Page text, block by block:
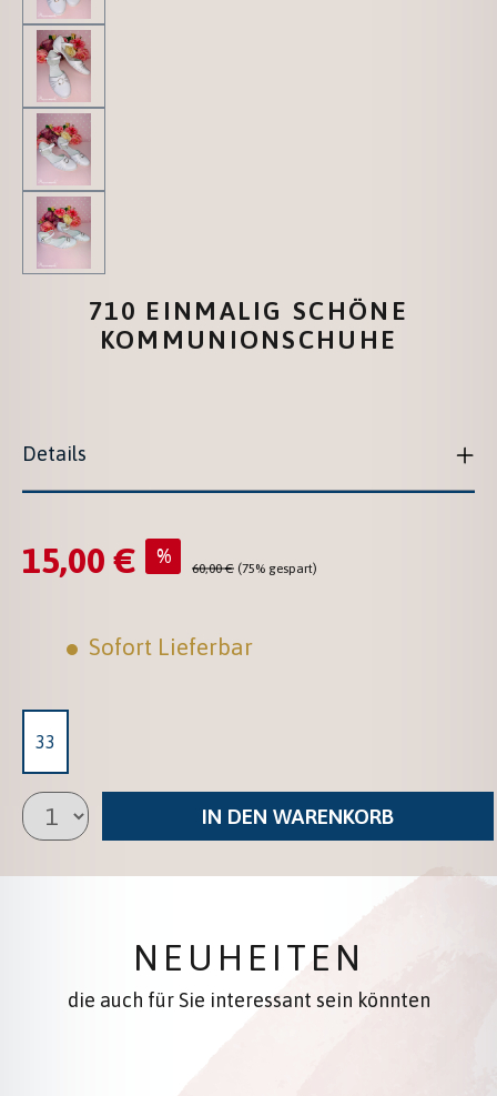
710 EINMALIG SCHÖNE
KOMMUNIONSCHUHE
Details
Verkaufspreis:
15,00 € % Regulärer Preis:
60,00 € (75% gespart)
Sofort Lieferbar
33
IN DEN WARENKORB
NEUHEITEN
die auch für Sie interessant sein könnten